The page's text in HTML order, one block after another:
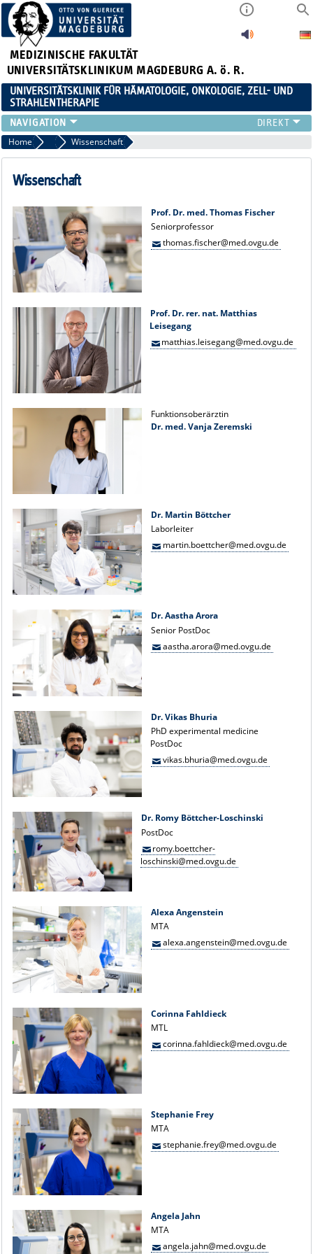
MEDIZINISCHE FAKULTÄT
UNIVERSITÄTSKLINIKUM MAGDEBURG A. ö. R.
UNIVERSITÄTSKLINIK FÜR HÄMATOLOGIE, ONKOLOGIE, ZELL- UND
STRAHLENTHERAPIE
KLINIK
TEAM
FORSCHUNG
STUDIEN
LEHRE
NEWS
STELLENANGEBOTE
Home Team Wissenschaft
Wissenschaft
Prof. Dr. med. Thomas Fischer
Seniorprofessor
thomas.fischer@med.ovgu.de
Prof. Dr. rer. nat. Matthias
Leisegang
matthias.leisegang@med.ovgu.de
Funktionsoberärztin
Dr. med. Vanja Zeremski
Dr. Martin Böttcher
Laborleiter
martin.boettcher@med.ovgu.de
Dr. Aastha Arora
Senior PostDoc
aastha.arora@med.ovgu.de
Dr. Vikas Bhuria
PhD experimental medicine
PostDoc
vikas.bhuria@med.ovgu.de
Dr. Romy Böttcher-Loschinski
PostDoc
romy.boettcher-
loschinski@med.ovgu.de
Alexa Angenstein
MTA
alexa.angenstein@med.ovgu.de
Corinna Fahldieck
MTL
corinna.fahldieck@med.ovgu.de
Stephanie Frey
MTA
stephanie.frey@med.ovgu.de
Angela Jahn
MTA
angela.jahn@med.ovgu.de